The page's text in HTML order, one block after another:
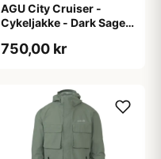
AGU City Cruiser -
Cykeljakke - Dark Sage -
750,00 kr